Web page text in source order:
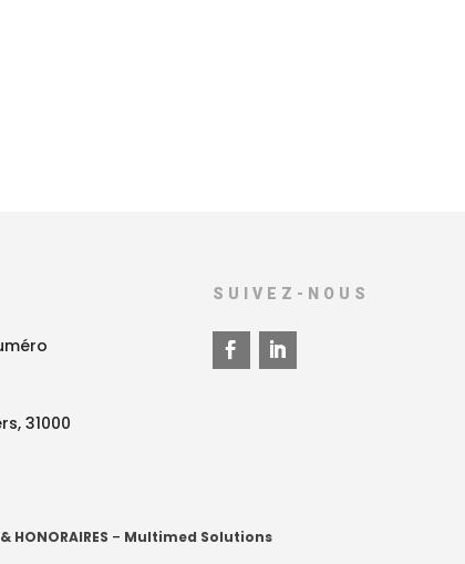
31000
SUIVEZ-NOUS
HONORAIRES – Multimed Solutions